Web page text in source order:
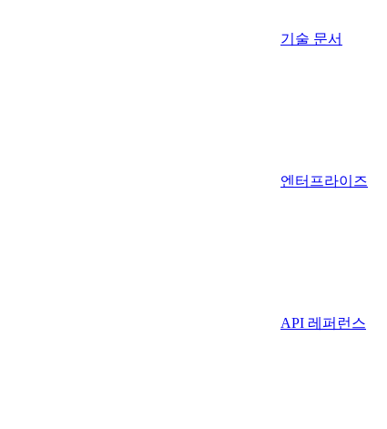
기술 문서
엔터프라이즈
API 레퍼런스